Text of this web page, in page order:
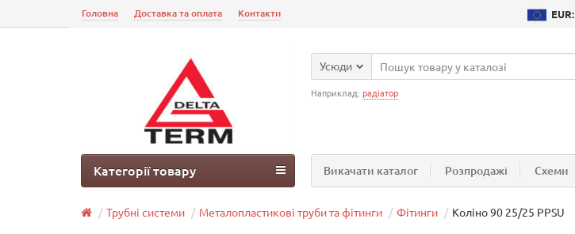
EUR:
Головна Доставка та оплата Контакти
Усюди
Наприклад: радіатор
Викачати каталог Розпродажі Схеми
Категорії товару
Трубні системи Металопластикові труби та фітинги Фітинги Коліно 90 25/25 PPSU